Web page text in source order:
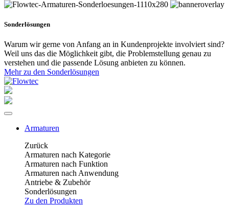
Sonderlösungen
Warum wir gerne von Anfang an in Kundenprojekte involviert sind?
Weil uns das die Möglichkeit gibt, die Problemstellung genau zu
verstehen und die passende Lösung anbieten zu können.
Mehr zu den Sonderlösungen
Armaturen
Zurück
Armaturen nach Kategorie
Armaturen nach Funktion
Armaturen nach Anwendung
Antriebe & Zubehör
Sonderlösungen
Zu den Produkten